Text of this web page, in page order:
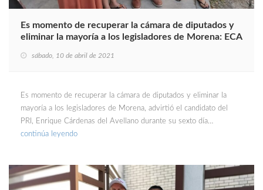
Es momento de recuperar la cámara de diputados y
eliminar la mayoría a los legisladores de Morena: ECA
sábado, 10 de abril de 2021
Es momento de recuperar la cámara de diputados y eliminar la
mayoría a los legisladores de Morena, advirtió el candidato del
PRI, Enrique Cárdenas del Avellano durante su sexto día…
continúa leyendo